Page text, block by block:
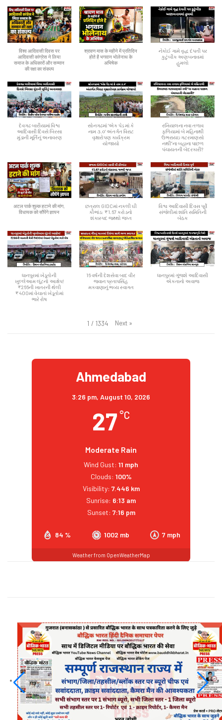
विश्व आदिवासी दिवस पर
आदिवासी कांग्रेस ने लिया
समाज के अधिकारों और सम्मान
की रक्षा का संकल्प
श्रावण मास के महीने में प्रतिदिन
होते है भगवान भोलेनाथ के
अभिषेक
નેકોઈ ગામે વૃદ્ધ દંપતી પર
કુટુંબીક અણબનાવમાં
હુમલો
દેવગઢ બારીયામાં વિશ્વ
આદિવાસી દિવસે બિરસા
મુંડાની મૂર્તિનું અનાવરણ
સોનગઢમાં ‘એક પેડ માં કે
નામ ૩.૦' અંતર્ગત વિરાટ
વૃક્ષારોપણ કાર્યક્રમ
યોજાયો
રખિયાલના નવા તળાવ
ફળિયામાં બે મહિનાથી
ઉભરાયઇ ગટરમાણસો
નથી”ના બહાના પાછળ
પંચાયતની બેદરકારી?
अटल पार्क शुल्क हटाने की मांग,
विधायक को सौंपेंगे ज्ञापन
છત્રાલ GIDCમાં નકલી ઘી
કૌભાંડ: ₹1.67 કરોડનો
શંકાસ્પદ જથ્થો જપ્ત
વિશ્વ આદિવાસી દિવસ પૂર્વે
સંજેલીમાં શાંતિ સમિતિની
બેઠક
ધાનપુરમાં ખેડૂતોની
ખુલ્લેઆમ લૂંટનો આક્ષેપ!
₹266ની ખાતરની થેલી
₹400માં વેચાતાં ખેડૂતોમાં
ભારે રોષ
16 વર્ષની દેશસેવા બાદ વીર
જવાન પ્રતાપસિંહ
મકવાણાનું ભવ્ય સ્વાગત
ધાનપુરમાં ગૂંજશે આદિવાસી
એકતાનો અવાજ
1 / 1334 Next »
Ahmedabad
3:26 pm, August 10, 2026
27 °C
Moderate Rain
84 % 1002 mb 7 mph
Wind Gust: 11 mph
Clouds: 100%
Visibility: 7.446 km
Sunrise: 6:13 am
Sunset: 7:16 pm
Weather from OpenWeatherMap